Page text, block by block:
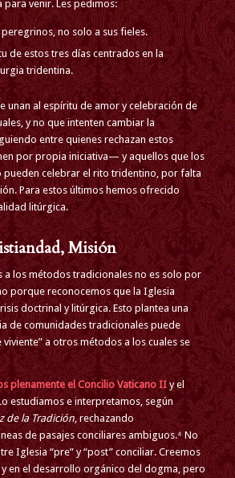
venir. Les pedimos:
no solo a sus fieles.
de estos tres días centrados en la
tridentina.
unan al espíritu de amor y celebración de
y no que intenten cambiar la
entre quienes rechazan estos
por propia iniciativa— y aquellos que los
pueden celebrar el rito tridentino, por falta
Para estos últimos hemos ofrecido
litúrgica.
Misión
a los métodos tradicionales no es solo por
porque reconocemos que la Iglesia
doctrinal y litúrgica. Esto plantea una
de comunidades tradicionales puede
a otros métodos a los cuales se
plenamente el Concilio Vaticano IIy el
estudiamos e interpretamos, según
de la Tradición, rechazando
de pasajes conciliares ambiguos.⁴ No
Iglesia “pre” y “post” conciliar. Creemos
y en el desarrollo orgánico del dogma, pero